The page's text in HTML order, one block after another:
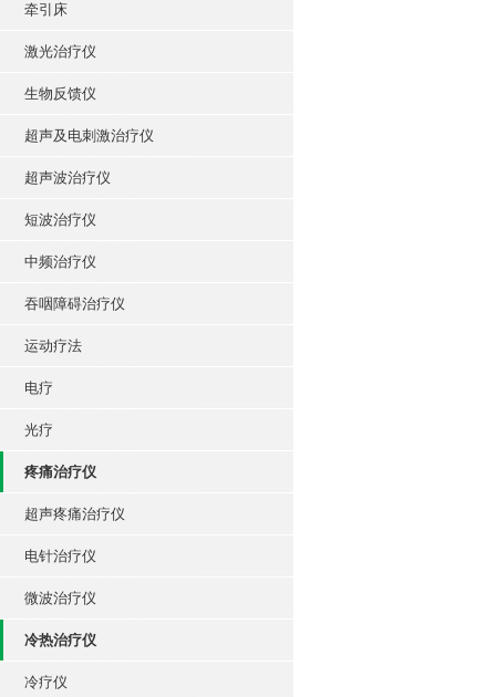
牵引床
激光治疗仪
生物反馈仪
超声及电刺激治疗仪
超声波治疗仪
短波治疗仪
中频治疗仪
吞咽障碍治疗仪
运动疗法
电疗
光疗
疼痛治疗仪
超声疼痛治疗仪
电针治疗仪
微波治疗仪
冷热治疗仪
冷疗仪